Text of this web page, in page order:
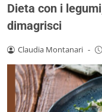
Dieta con i
dimagrisci
Claudia Montanari -